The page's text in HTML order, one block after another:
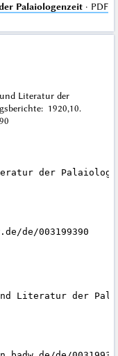
Palaiologenzeit· PDF
Literatur der
1920,10.
der
de/003199390
Literatur der